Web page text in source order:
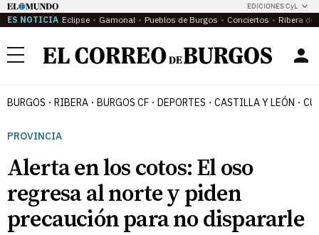
EDICIONES CyL
ES NOTICIA Eclipse Gamonal Pueblos de Burgos Conciertos Ribera del
Menú
BURGOS RIBERA BURGOS CF DEPORTES CASTILLA Y LEÓN
PROVINCIA
Alerta en los cotos: El oso
regresa al norte y piden
precaución para no dispararle